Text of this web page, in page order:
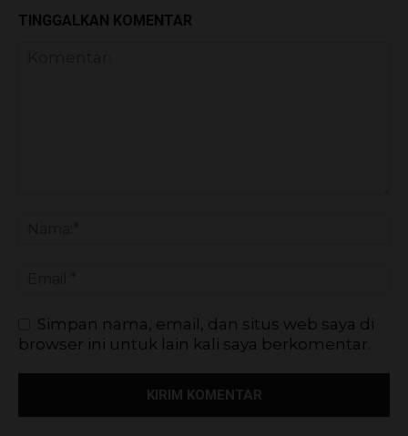
TINGGALKAN KOMENTAR
Simpan nama, email, dan situs web saya di
browser ini untuk lain kali saya berkomentar.